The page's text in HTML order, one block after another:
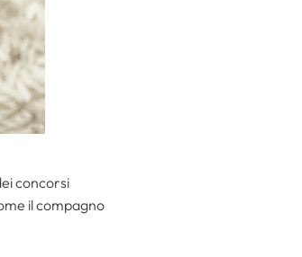
concorsi
il compagno